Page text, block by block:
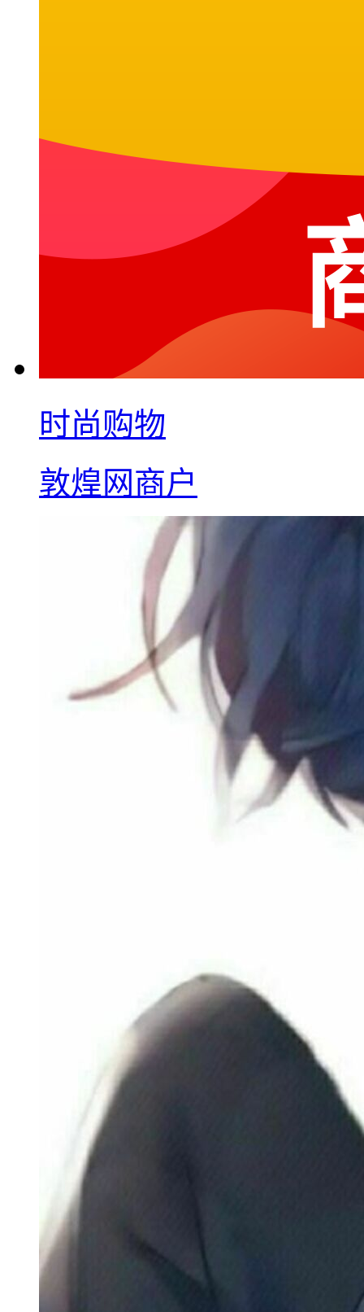
时尚购物
敦煌网商户